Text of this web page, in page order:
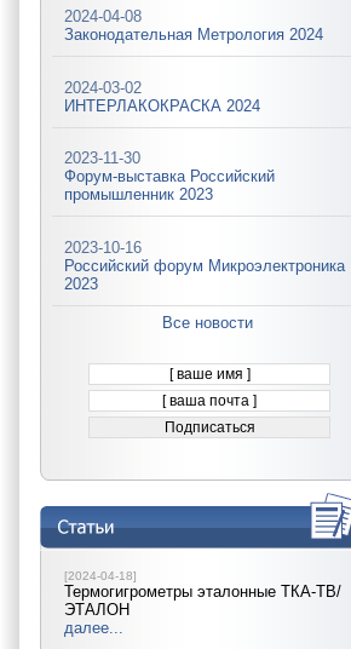
2024-04-08
Законодательная Метрология 2024
2024-03-02
ИНТЕРЛАКОКРАСКА 2024
2023-11-30
Форум-выставка Российский
промышленник 2023
2023-10-16
Российский форум Микроэлектроника
2023
Все новости
[2024-04-18]
Термогигрометры эталонные ТКА-ТВ/
ЭТАЛОН
далее...